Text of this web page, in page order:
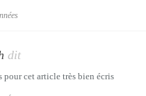
dit
cet article très bien écris